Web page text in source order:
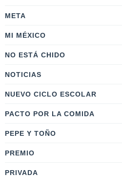
META
MI MÉXICO
NO ESTÁ CHIDO
NOTICIAS
NUEVO CICLO ESCOLAR
PACTO POR LA COMIDA
PEPE Y TOÑO
PREMIO
PRIVADA